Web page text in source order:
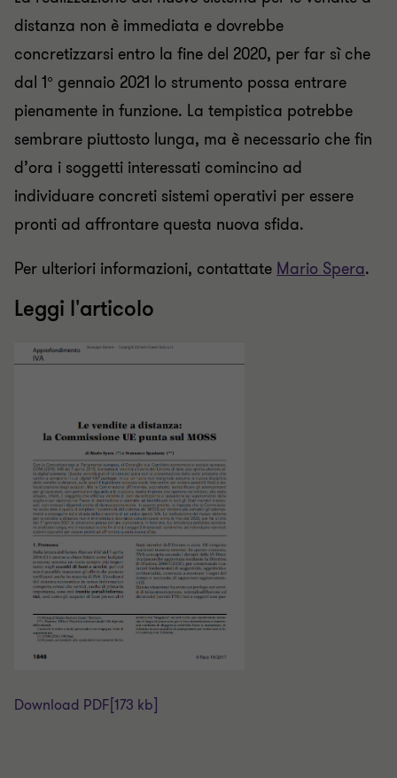
distanza non è immediata e dovrebbe
concretizzarsi entro la fine del 2020, per far sì che
dal 1° gennaio 2021 lo strumento possa entrare
pienamente in funzione. La tempistica potrebbe
sembrare piuttosto lunga, ma è necessario che fin
d’ora i soggetti interessati comincino ad
individuare concreti sistemi operativi per essere
pronti ad affrontare questa nuova sfida.
Per ulteriori informazioni, contattate Mario Spera.
Leggi l'articolo
Download PDF [173 kb]